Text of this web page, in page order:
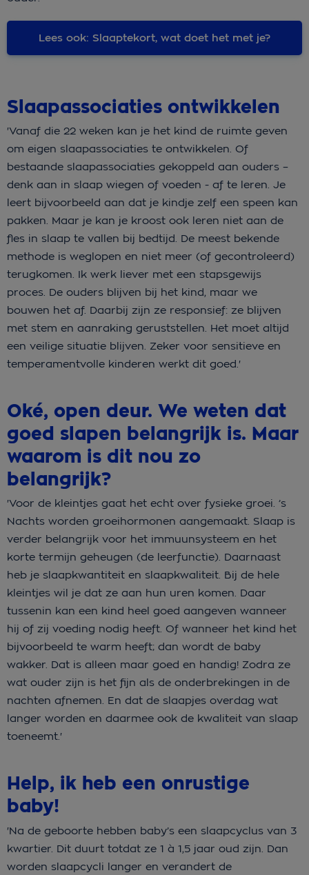
Lees ook: Slaaptekort, wat doet het met je?
Slaapassociaties ontwikkelen
'Vanaf die 22 weken kan je het kind de ruimte geven
om eigen slaapassociaties te ontwikkelen. Of
bestaande slaapassociaties gekoppeld aan ouders –
denk aan in slaap wiegen of voeden - af te leren. Je
leert bijvoorbeeld aan dat je kindje zelf een speen kan
pakken. Maar je kan je kroost ook leren niet aan de
fles in slaap te vallen bij bedtijd. De meest bekende
methode is weglopen en niet meer (of gecontroleerd)
terugkomen. Ik werk liever met een stapsgewijs
proces. De ouders blijven bij het kind, maar we
bouwen het af. Daarbij zijn ze responsief: ze blijven
met stem en aanraking geruststellen. Het moet altijd
een veilige situatie blijven. Zeker voor sensitieve en
temperamentvolle kinderen werkt dit goed.'
Oké, open deur. We weten dat
goed slapen belangrijk is. Maar
waarom is dit nou zo
belangrijk?
'Voor de kleintjes gaat het echt over fysieke groei. ’s
Nachts worden groeihormonen aangemaakt. Slaap is
verder belangrijk voor het immuunsysteem en het
korte termijn geheugen (de leerfunctie). Daarnaast
heb je slaapkwantiteit en slaapkwaliteit. Bij de hele
kleintjes wil je dat ze aan hun uren komen. Daar
tussenin kan een kind heel goed aangeven wanneer
hij of zij voeding nodig heeft. Of wanneer het kind het
bijvoorbeeld te warm heeft; dan wordt de baby
wakker. Dat is alleen maar goed en handig! Zodra ze
wat ouder zijn is het fijn als de onderbrekingen in de
nachten afnemen. En dat de slaapjes overdag wat
langer worden en daarmee ook de kwaliteit van slaap
toeneemt.'
Help, ik heb een onrustige
baby!
'Na de geboorte hebben baby’s een slaapcyclus van 3
kwartier. Dit duurt totdat ze 1 à 1,5 jaar oud zijn. Dan
worden slaapcycli langer en verandert de